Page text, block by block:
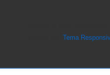
Tema